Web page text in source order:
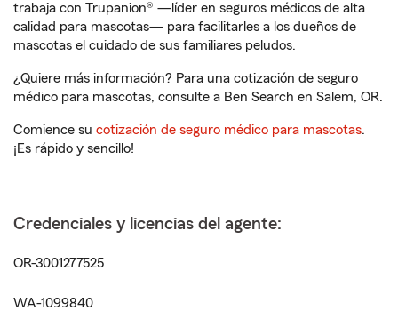
trabaja con Trupanion® —líder en seguros médicos de alta
calidad para mascotas— para facilitarles a los dueños de
mascotas el cuidado de sus familiares peludos.
¿Quiere más información? Para una cotización de seguro
médico para mascotas, consulte a Ben Search en Salem, OR.
Comience su cotización de seguro médico para mascotas.
¡Es rápido y sencillo!
Credenciales y licencias del agente:
OR-3001277525
WA-1099840